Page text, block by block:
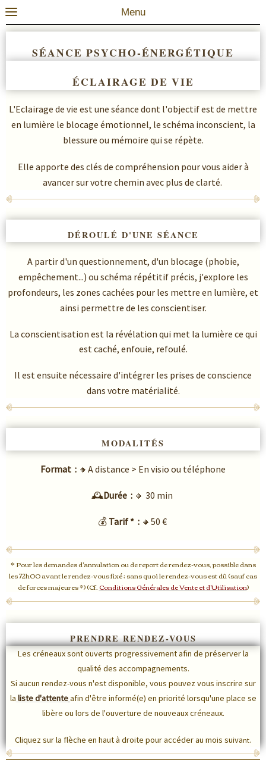
Menu
SÉANCE PSYCHO-ÉNERGÉTIQUE
ÉCLAIRAGE DE VIE
L'Eclairage de vie est une séance dont l'objectif est de mettre
en lumière le blocage émotionnel, le schéma inconscient, la
blessure ou mémoire qui se répète.
Elle apporte des clés de compréhension pour vous aider à
avancer sur votre chemin avec plus de clarté.
DÉROULÉ D'UNE SÉANCE
A partir d'un questionnement, d'un blocage (phobie,
empêchement...) ou schéma répétitif précis, j'explore les
profondeurs, les zones cachées pour les mettre en lumière, et
ainsi permettre de les conscientiser.
La conscientisation est la révélation qui met la lumière ce qui
est caché, enfouie, refoulé.
Il est ensuite nécessaire d'intégrer les prises de conscience
dans votre matérialité.
MODALITÉS
Format : 🔸A distance > En visio ou téléphone
🕰️Durée : 🔸 30 min
💰Tarif * : 🔸50 €
* Pour les demandes d'annulation ou de report de rendez-vous, possible dans
les 72h00 avant le rendez-vous fixé ; sans quoi le rendez-vous est dû (sauf cas
de forces majeures *) (Cf.Conditions Générales de Vente et d'Utilisation)
PRENDRE RENDEZ-VOUS
Les créneaux sont ouverts progressivement afin de préserver la
qualité des accompagnements.
Si aucun rendez-vous n'est disponible, vous pouvez vous inscrire sur
la liste d'attenteafin d'être informé(e) en priorité lorsqu'une place se
libère ou lors de l'ouverture de nouveaux créneaux.
Cliquez sur la flèche en haut à droite pour accéder au mois suivant.